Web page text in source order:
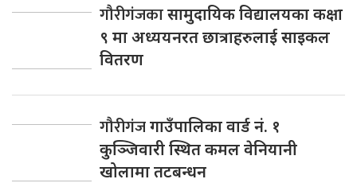
गौरीगंजकासामुदायिक विद्यालयका कक्षा
९ मा अध्ययनरत छात्राहरुलाई साइकल
वितरण
गौरीगंजगाउँपालिका वार्ड नं. १
कुञ्जिवारी स्थित कमल वेनियानी
खोलामा तटबन्धन